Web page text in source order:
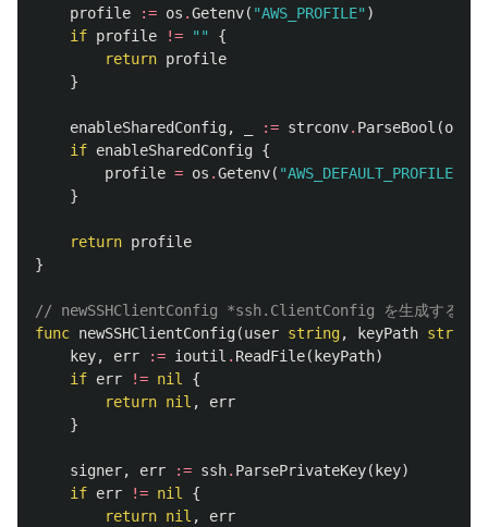
profile := os .Getenv( "AWS_PROFILE" )
if profile != ""
{
return profile
}
enableSharedConfig, := strconv. ParseBool (os
if enableSharedConfig {
profile = os .Getenv( "AWS_DEFAULT_PROFILE"
}
return profile
}
// newSSHClientConfig *ssh.ClientConfig を生成する。
func newSSHClientConfig(user string, keyPath string
key, err := ioutil . ReadFile( keyPath)
if err != nil
{
return nil ,
err
}
signer, err := ssh. ParsePrivateKey( key)
if err != nil
{
return nil ,
err